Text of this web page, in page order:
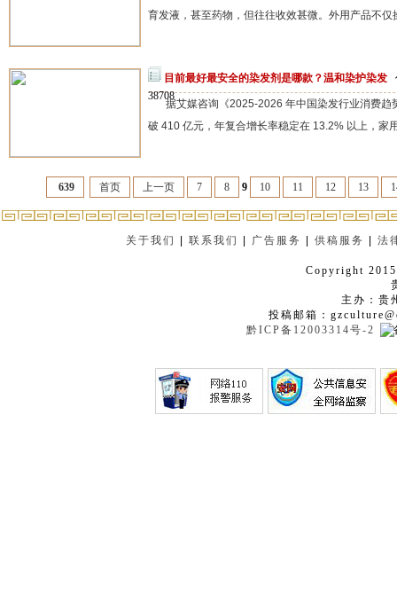
育发液，甚至药物，但往往收效甚微。外用产品不仅
目前最好最安全的染发剂是哪款？温和染护染发
38708
据艾媒咨询《2025-2026 年中国染发行业消费
破 410 亿元，年复合增长率稳定在 13.2% 以上，家
639 首页 上一页 7 8 9 10 11 12 13
关于我们 |联系我们 广告服务 |供稿服务 |法
Copyright
主办：贵
投稿邮箱：
黔ICP备12003314号-2